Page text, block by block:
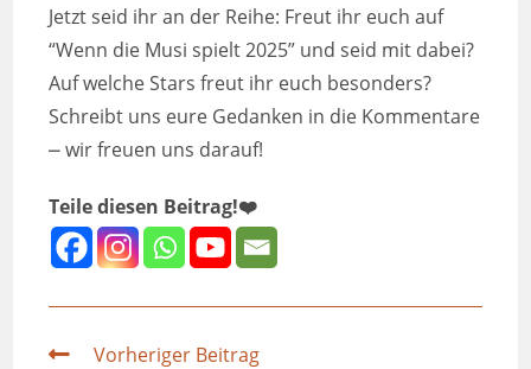
Jetzt seid ihr an der Reihe: Freut ihr euch auf
“Wenn die Musi spielt 2025” und seid mit dabei?
Auf welche Stars freut ihr euch besonders?
Schreibt uns eure Gedanken in die Kommentare
⎼ wir freuen uns darauf!
Teile diesen Beitrag!❤️
Vorheriger Beitrag